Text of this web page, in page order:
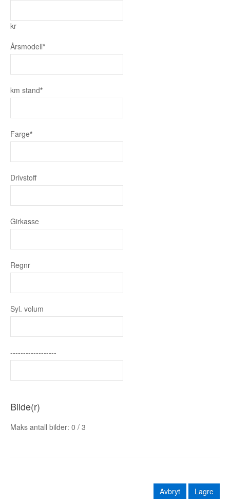
kr
Årsmodell*
km stand*
Farge*
Drivstoff
Girkasse
Regnr
Syl. volum
------------------
Bilde(r)
Maks antall bilder: 0 / 3